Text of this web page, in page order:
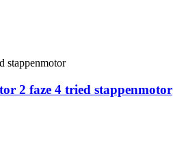
2 faze 4 tried stappenmotor